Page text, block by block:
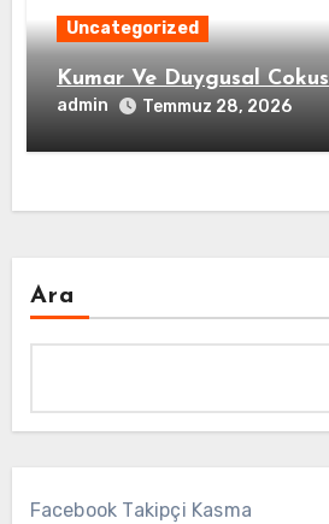
Uncategorized
Kumar Ve Duygusal Cokus
admin Temmuz 28, 2026
Ara
Facebook Takipçi Kasma